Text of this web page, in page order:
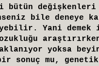
bütün
bile deneye
Yani
yoksa
bir sonuç mu,